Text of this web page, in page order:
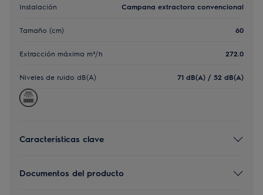
Instalación Campana extractora convencional
Tamaño (cm) 60
Extracción máxima m³/h 272.0
Niveles de ruido dB(A) 71 dB(A) / 52 dB(A)
Características clave
Documentos del producto